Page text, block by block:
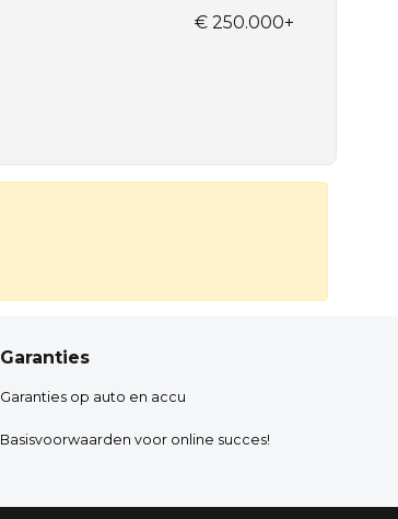
€ 250.000+
Garanties
Garanties op auto en accu
Basisvoorwaarden voor online succes!